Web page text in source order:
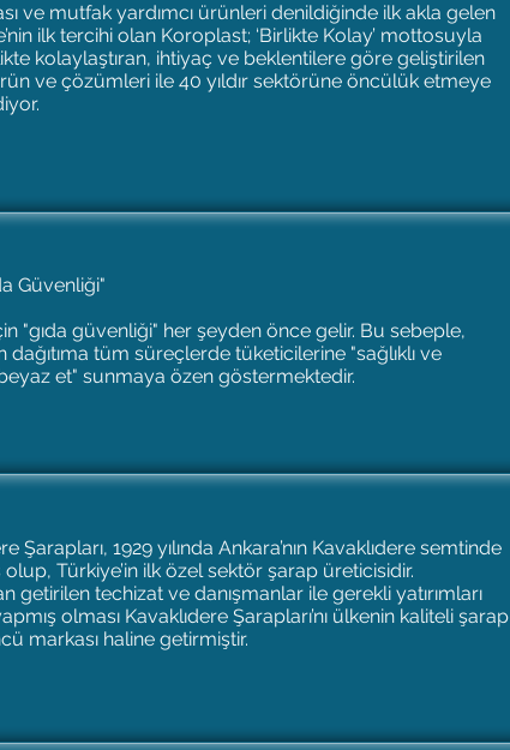
ve mutfak yardımcı ürünleri denildiğinde ilk akla gelen
ilk tercihi olan Koroplast; ‘Birlikte Kolay’ mottosuyla
kolaylaştıran, ihtiyaç ve beklentilere göre geliştirilen
ve çözümleri ile 40 yıldır sektörüne öncülük etmeye
Güvenliği"
"gıda güvenliği" her şeyden önce gelir. Bu sebeple,
dağıtıma tüm süreçlerde tüketicilerine "sağlıklı ve
et" sunmaya özen göstermektedir.
Şarapları, 1929 yılında Ankara’nın Kavaklıdere semtinde
Türkiye’in ilk özel sektör şarap üreticisidir.
getirilen techizat ve danışmanlar ile gerekli yatırımları
olması Kavaklıdere Şarapları’nı ülkenin kaliteli şarap
markası haline getirmiştir.